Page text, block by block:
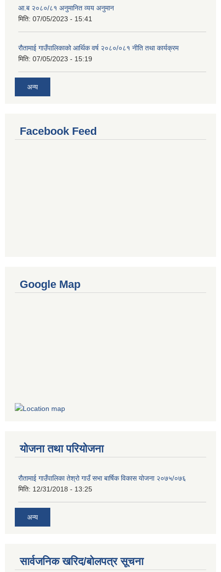
आ.ब २०८०/८१ अनुमानित व्यय अनुमान
मिति: 07/05/2023 - 15:41
रौतामाई गाउँपालिकाको आर्थिक वर्ष २०८०/०८१ नीति तथा कार्यक्रम
मिति: 07/05/2023 - 15:19
अन्य
Facebook Feed
Google Map
योजना तथा परियोजना
रौतामाई गाउँपालिका तेश्रो गाउँ सभा बार्षिक विकास योजना २०७५/०७६
मिति: 12/31/2018 - 13:25
अन्य
सार्वजनिक खरिद/बोलपत्र सूचना